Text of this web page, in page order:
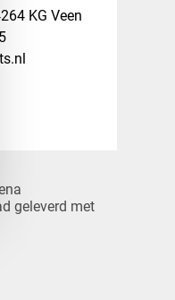
KG Veen
geleverd met